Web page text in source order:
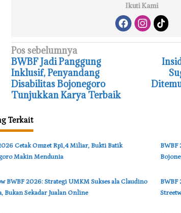
Ikuti Kami
N
a
v
i
a
i
o
s
Pos sebelumnya
BWBF Jadi Panggung
Inklusif, Penyandang
Disabilitas Bojonegoro
Tunjukkan Karya Terbaik
Terkait
Cetak Omzet Rp1,4 Miliar, Bukti Batik
Makin Mendunia
‎BWBF
BWBF 2026: Strategi UMKM Sukses ala Claudino
Bukan Sekadar Jualan Online
‎BWBF